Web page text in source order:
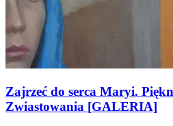
Zajrzeć do serca Maryi.
Zwiastowania [GALERIA]